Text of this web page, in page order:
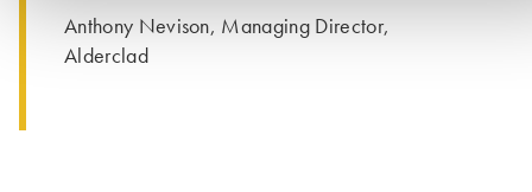
Anthony Nevison, Managing Director,
Alderclad